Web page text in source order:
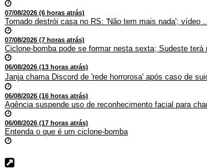
07/08/2026 (6 horas atrás)
Tornado destrói casa no RS: 'Não tem mais nada'; vídeo
07/08/2026 (7 horas atrás)
Ciclone-bomba pode se formar nesta sexta; Sudeste terá
06/08/2026 (13 horas atrás)
Janja chama Discord de 'rede horrorosa' após caso de
06/08/2026 (16 horas atrás)
Agência suspende uso de reconhecimento facial para
06/08/2026 (17 horas atrás)
Entenda o que é um ciclone-bomba